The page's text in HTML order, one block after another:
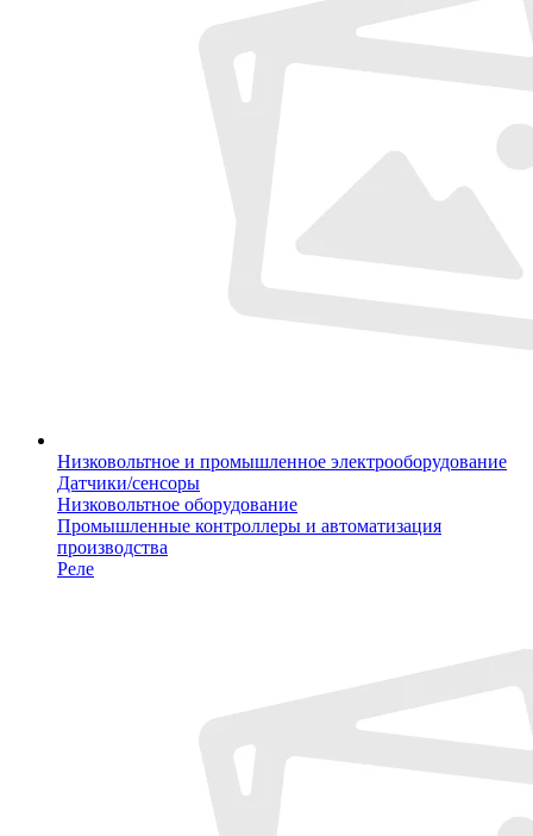
Низковольтное и промышленное электрооборудование
Датчики/сенсоры
Низковольтное оборудование
Промышленные контроллеры и автоматизация
производства
Реле